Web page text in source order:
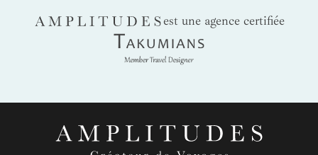
AMPLITUDES
est une agence certifiée
Takumians